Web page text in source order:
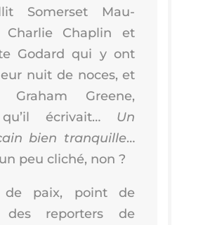
Somer­set Mau­
Char­lie Cha­plin et
Godard qui y ont
nuit de noces, et
Gra­ham Greene,
écri­vait… Un
bien tran­quille…
peu cli­ché, non ?
de paix, point de
des repor­ters de